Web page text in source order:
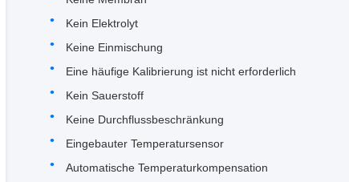
Kein Elektrolyt
Keine Einmischung
Eine häufige Kalibrierung ist nicht erforderlich
Kein Sauerstoff
Keine Durchflussbeschränkung
Eingebauter Temperatursensor
Automatische Temperaturkompensation